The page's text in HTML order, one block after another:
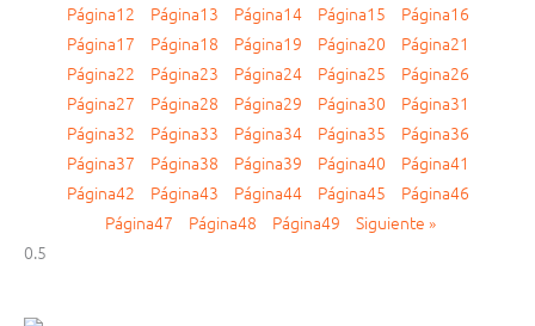
Página12 Página13 Página14 Página15 Página16
Página17 Página18 Página19 Página20 Página21
Página22 Página23 Página24 Página25 Página26
Página27 Página28 Página29 Página30 Página31
Página32 Página33 Página34 Página35 Página36
Página37 Página38 Página39 Página40 Página41
Página42 Página43 Página44 Página45 Página46
Página47 Página48 Página49 Siguiente »